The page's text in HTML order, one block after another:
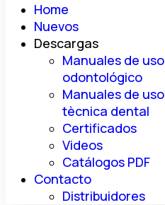
Home
Nuevos
Descargas
Manuales de uso
odontológico
Manuales de uso
tècnica dental
Certificados
Videos
Catálogos PDF
Contacto
Distribuidores